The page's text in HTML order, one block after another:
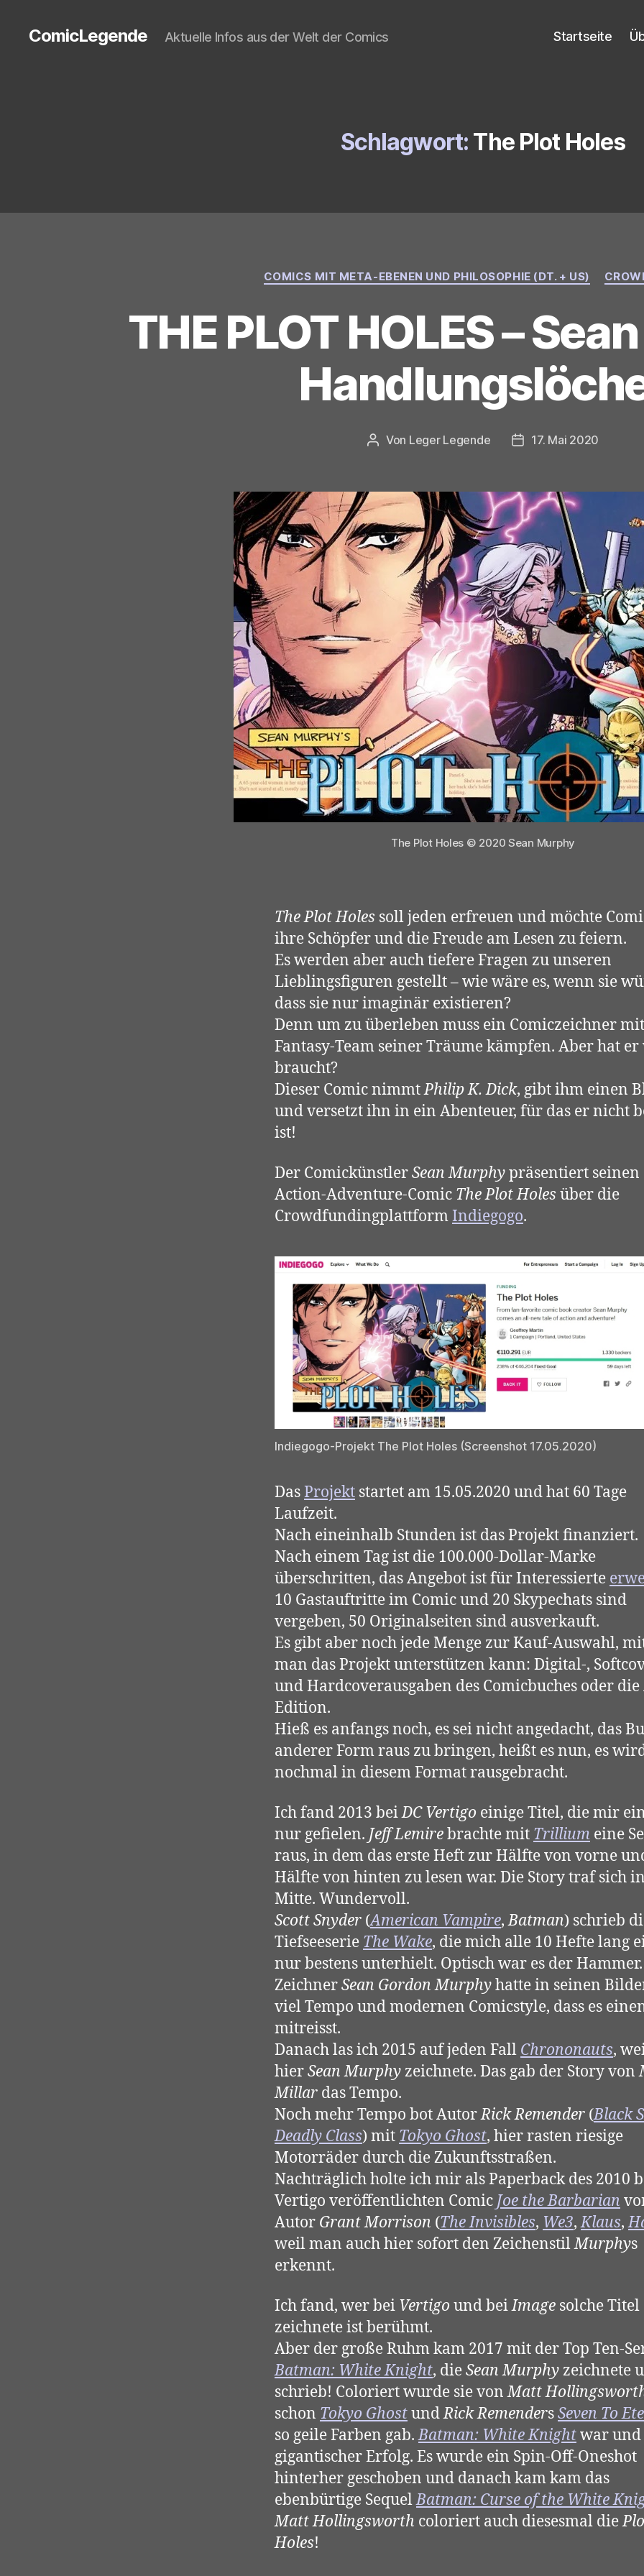
ComicLegende Aktuelle Infos aus der Welt der Comics Startseite
Schlagwort: The Plot Holes
Kategorien
COMICS MIT META-EBENEN UND PHILOSOPHIE (DT. + US)
THE PLOT HOLES –
Beitragsautor
Von Leger Legende Veröffentlichungsdatum
17. Mai 2020
The Plot Holes © 2020 Sean Murphy
The Plot Holes soll jeden erfreuen und möchte
ihre Schöpfer und die Freude am Lesen zu feiern.
Es werden aber auch tiefere Fragen zu unseren
Lieblingsfiguren gestellt – wie wäre es, wenn sie
dass sie nur imaginär existieren?
Denn um zu überleben muss ein Comiczeichner
Fantasy-Team seiner Träume kämpfen. Aber hat er
braucht?
Dieser Comic nimmtPhilip K. Dick, gibt ihm einen
und versetzt ihn in ein Abenteuer, für das er nicht
ist!
Der ComickünstlerSean Murphypräsentiert seinen
Action-Adventure-Comic The Plot Holes über die
CrowdfundingplattformIndiegogo.
Indiegogo-Projekt The Plot Holes (Screenshot 17.05.2020)
DasProjekt startet am 15.05.2020 und hat 60 Tage
Laufzeit.
Nach eineinhalb Stunden ist das Projekt finanziert.
Nach einem Tag ist die 100.000-Dollar-Marke
überschritten, das Angebot ist für Interessierte
10 Gastauftritte im Comic und 20 Skypechats sind
vergeben, 50 Originalseiten sind ausverkauft.
Es gibt aber noch jede Menge zur Kauf-Auswahl,
man das Projekt unterstützen kann: Digital-,
und Hardcoverausgaben des Comicbuches oder
Edition.
Hieß es anfangs noch, es sei nicht angedacht, das
anderer Form raus zu bringen, heißt es nun, es
nochmal in diesem Format rausgebracht.
Ich fand 2013 beiDC Vertigo einige Titel, die mir
nur gefielen. Jeff Lemirebrachte mit Trillium eine
raus, in dem das erste Heft zur Hälfte von vorne
Hälfte von hinten zu lesen war. Die Story traf sich
Mitte. Wundervoll.
Scott Snyder (American Vampire,Batman) schrieb
Tiefseeserie The Wake, die mich alle 10 Hefte lang
nur bestens unterhielt. Optisch war es der
ZeichnerSean Gordon Murphyhatte in seinen
viel Tempo und modernen Comicstyle, dass es
mitreisst.
Danach las ich 2015 auf jeden Fall Chrononauts,
hierSean Murphy zeichnete. Das gab der Story von
Millar das Tempo.
Noch mehr Tempo bot AutorRick Remender (Black
Deadly Class) mit Tokyo Ghost, hier rasten riesige
Motorräder durch die Zukunftsstraßen.
Nachträglich holte ich mir als Paperback des 2010
Vertigo veröffentlichten Comic Joe the Barbarian
Autor Grant Morrison (The Invisibles, We3,Klaus,
weil man auch hier sofort den ZeichenstilMurphys
erkennt.
Ich fand, wer bei Vertigo und beiImage solche Titel
zeichnete ist berühmt.
Aber der große Ruhm kam 2017 mit der Top Ten-
Batman: White Knight, dieSean Murphy zeichnete
schrieb! Coloriert wurde sie vonMatt
schon Tokyo GhostundRick RemendersSeven To
so geile Farben gab.Batman: White Knightwar und
gigantischer Erfolg. Es wurde ein Spin-Off-Oneshot
hinterher geschoben und danach kam kam das
ebenbürtige SequelBatman: Curse of the White
Matt Hollingsworth coloriert auch diesesmal die
Holes!